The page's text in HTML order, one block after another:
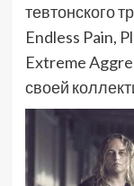
тевтонского
Endless Pain,
Extreme
своей